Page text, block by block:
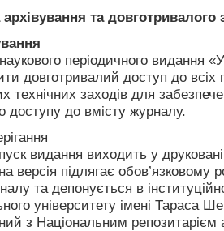
архівування та довготривалого
періодичного видання «
довготривалий доступ до всіх
технічних заходів для
доступу до вмісту журналу.
видання виходить у
версія підлягає
та депонується в
університету імені Тараса
з Національним репозитарієм